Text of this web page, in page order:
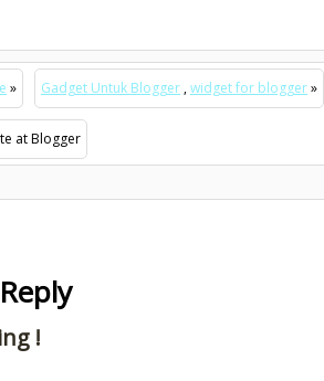
» Gadget Untuk Blogger ,widget for blogger»
at Blogger
!